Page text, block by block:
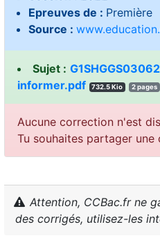
Epreuves de : Première
Source :
Sujet :
informer.pdf
732.5 Kio 2 pages
Aucune correction n'est
Tu souhaites partager une
Attention, CCBac.fr ne
des corrigés, utilisez-les